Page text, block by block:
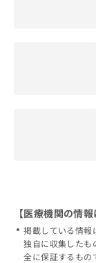
【医療機関の情報
掲載している情報
独自に収集したも
全に保証するもの